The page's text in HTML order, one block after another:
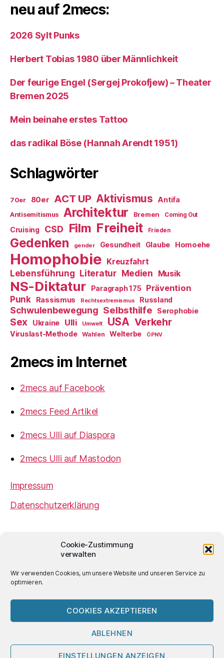
Cookie-Zustimmung
verwalten
Wir verwenden Cookies, um unsere Website und unseren Service zu
optimieren.
COOKIES AKZEPTIEREN
ABLEHNEN
EINSTELLUNGEN ANZEIGEN
neu auf 2mecs:
2026 Sylt Punks
Herbert Tobias 1980 über Männlichkeit
Der feurige Engel (Sergej Prokofjew) – Theater
Bremen 2025
Mein beinahe erstes Tattoo
das radikal Böse (Hannah Arendt 1951)
Schlagwörter
70er 80er ACT UP Aktivismus Antifa
Antisemitismus Architektur Bremen Coming Out
Cruising CSD Film Freiheit Frieden
Gedenken gender Gesundheit Glaube Homoehe
Homophobie Kreuzfahrt
Lebensführung Literatur Medien Musik
NS-Diktatur Paragraph 175
Prävention
Punk
Rassismus Rechtsextremismus Russland
Schwulenbewegung Selbsthilfe Serophobie
Sex Ukraine Ulli Umwelt USA Verkehr
Viruslast-Methode Wahlen Welterbe ÖPNV
2mecs im Internet
2mecs auf Facebook
2mecs Feed Artikel
2mecs Ulli auf Diaspora
2mecs Ulli auf Mastodon
Impressum
Datenschutzerklärung
Ulrich Würdemannist sofern nicht
anders angegeben lizenziert unter einer
Creative
Lizenz.